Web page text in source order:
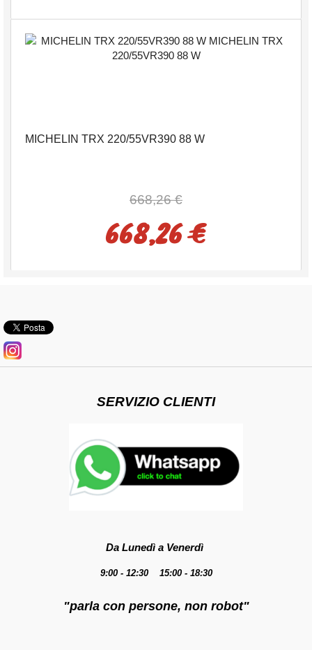
MICHELIN TRX 220/55VR390 88 W
668,26 €
668,26 €
SERVIZIO CLIENTI
Da Lunedì a Venerdì
9:00 - 12:30 15:00 - 18:30
"parla con persone, non robot"